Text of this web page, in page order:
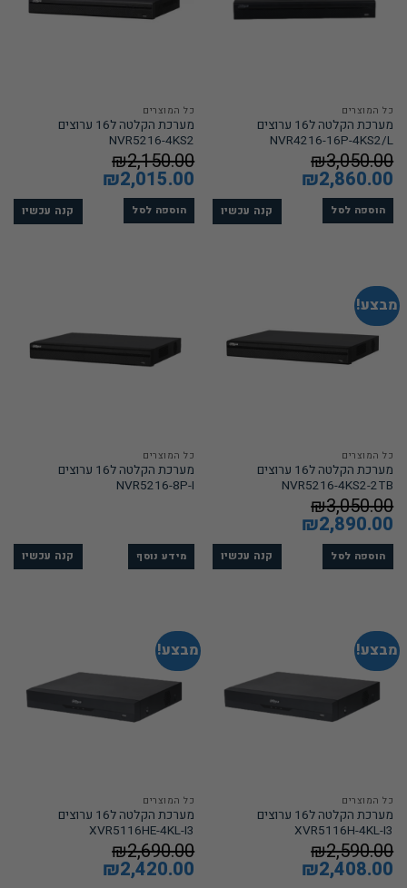
כל המוצרים
מערכת הקלטה ל16 ערוצים
NVR4216-16P-4KS2/L
₪3,050.00
המחיר
המקורי
היה:
₪3,050.00.
₪2,860.00 המחיר
הנוכחי
₪2,860.00. הוספה לסל קנה עכשיו
כל המוצרים
מערכת הקלטה ל16 ערוצים
NVR5216-4KS2
₪2,150.00
המחיר
המקורי
היה:
₪2,150.00.
₪2,015.00 המחיר
הנוכחי
₪2,015.00. הוספה לסל קנה עכשיו
מבצע!
כל המוצרים
מערכת הקלטה ל16 ערוצים
NVR5216-4KS2-2TB
₪3,050.00
המחיר
המקורי
היה:
₪3,050.00.
₪2,890.00 המחיר
הנוכחי
₪2,890.00. הוספה לסל קנה עכשיו
כל המוצרים
מערכת הקלטה ל16 ערוצים
NVR5216-8P-I
מידע נוסף קנה עכשיו
מבצע!
כל המוצרים
מערכת הקלטה ל16 ערוצים
XVR5116H-4KL-I3
₪2,590.00
המחיר
המקורי ₪2,408.00 המחיר
הנוכחי
מבצע!
כל המוצרים
מערכת הקלטה ל16 ערוצים
XVR5116HE-4KL-I3
₪2,690.00
המחיר
המקורי ₪2,420.00 המחיר
הנוכחי